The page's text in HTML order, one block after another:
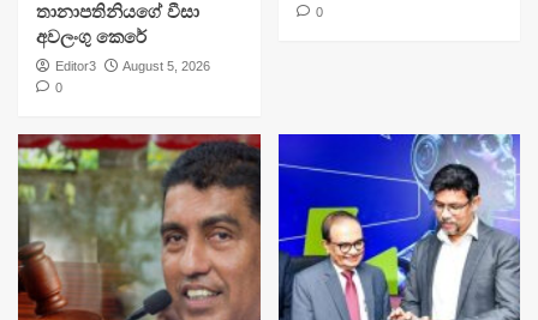
තානාපතිනියගේ වීසා
අවලංගු කෙරේ
Editor3
August 5, 2026
0
0